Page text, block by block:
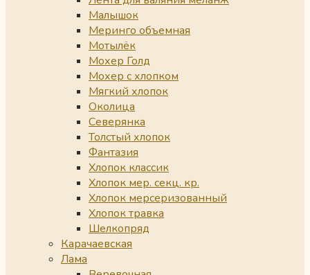
Малышок
Меринго объемная
Мотылёк
Мохер Голд
Мохер с хлопком
Мягкий хлопок
Околица
Северянка
Толстый хлопок
Фантазия
Хлопок классик
Хлопок мер. секц. кр.
Хлопок мерсеризованный
Хлопок травка
Шелкопряд
Карачаевская
Лама